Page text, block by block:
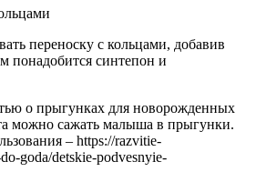
переноску с кольцами, добавив
понадобится синтепон и
о прыгунках для новорожденных
можно сажать малыша в прыгунки.
– https://razvitie-
goda/detskie-podvesnyie-